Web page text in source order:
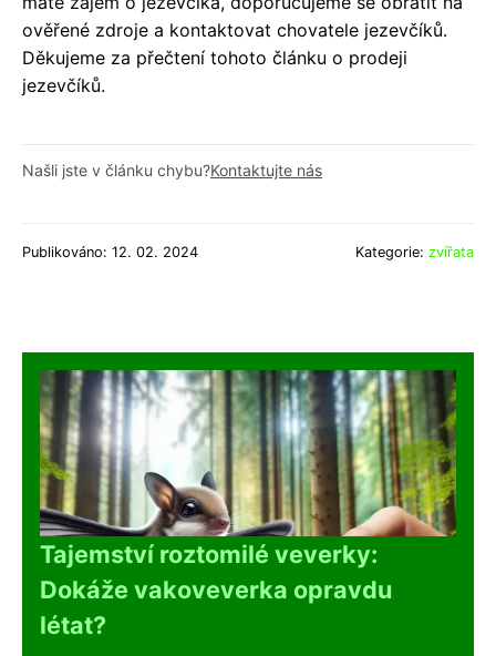
ověřené zdroje a kontaktovat chovatele jezevčíků.
Děkujeme za přečtení tohoto článku o prodeji
jezevčíků.
Našli jste v článku chybu?Kontaktujte nás
Publikováno: 12. 02. 2024 Kategorie: zvířata
Tajemství roztomilé veverky:
Dokáže vakoveverka opravdu
létat?